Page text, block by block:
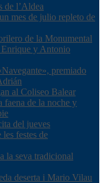
de l’Aldea
mes de julio repleto de
de la Monumental
Enrique y Antonio
premiado
al Coliseo Balear
faena de la noche y
del jueves
festes de
la seva tradicional
deserta i Mario Vilau